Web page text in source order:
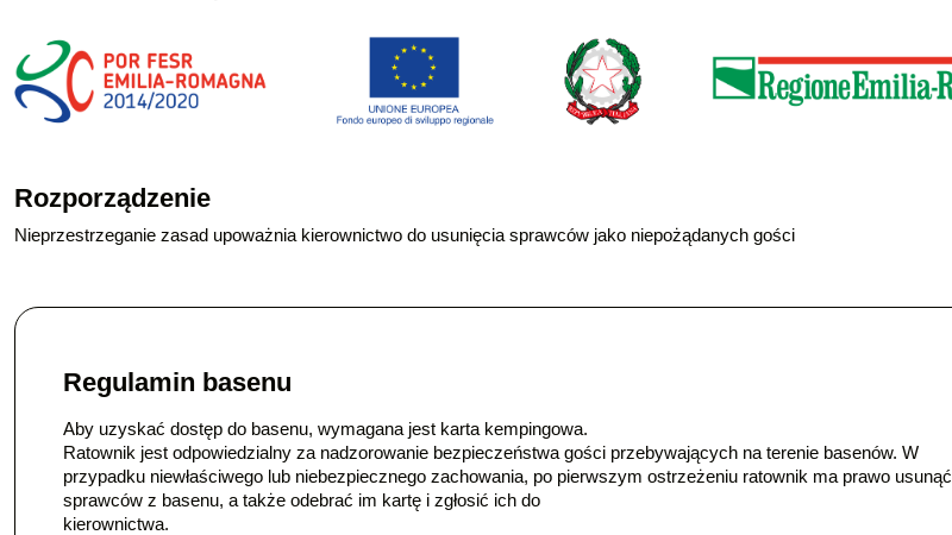
Rozporządzenie
Nieprzestrzeganie zasad upoważnia kierownictwo do usunięcia sprawców jako niepożądanych gości
Regulamin basenu
Aby uzyskać dostęp do basenu, wymagana jest karta kempingowa.
Ratownik jest odpowiedzialny za nadzorowanie bezpieczeństwa gości przebywających na terenie basenów. W
przypadku niewłaściwego lub niebezpiecznego zachowania, po pierwszym ostrzeżeniu ratownik ma prawo usunąć
sprawców z basenu, a także odebrać im kartę i zgłosić ich do
kierownictwa.